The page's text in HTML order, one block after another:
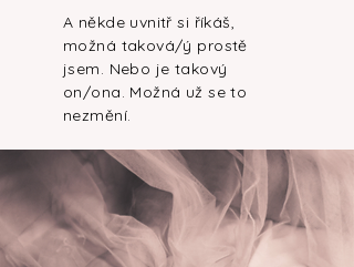
A někde uvnitř si říkáš,
možná taková/ý prostě
jsem. Nebo je takový
on/ona. Možná už se to
nezmění.